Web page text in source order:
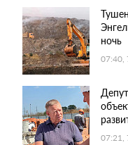
ночь
07:40,
07:21,